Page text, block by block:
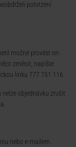
potvrzení
možné provést on-
změnit, napište
linku 777 751 116.
objednávku zrušit
nebo e-mailem.